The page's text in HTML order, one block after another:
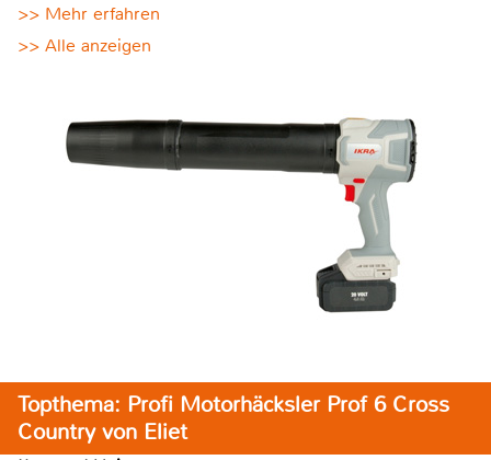
>> Mehr erfahren
>> Alle anzeigen
Topthema: Profi Motorhäcksler Prof 6 Cross
Country von Eliet